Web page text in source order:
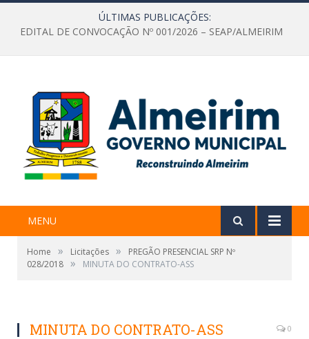
ÚLTIMAS PUBLICAÇÕES:
EDITAL DE CONVOCAÇÃO Nº 001/2026 – SEAP/ALMEIRIM
MENU
Home » Licitações »
PREGÃO PRESENCIAL SRP Nº
028/2018 » MINUTA DO CONTRATO-ASS
MINUTA DO CONTRATO-ASS 0